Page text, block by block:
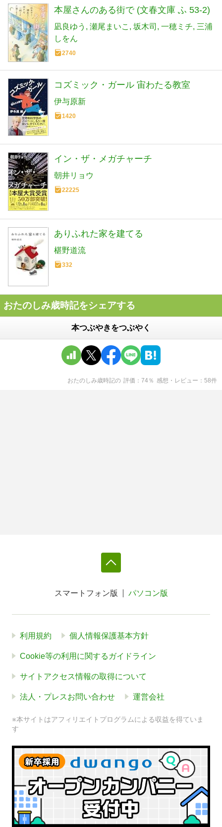
本屋さんのある街で (文春文庫 ふ 53-2)
凪良ゆう 瀬尾まいこ 坂木司 一穂ミチ 三浦
しをん
2740
コズミック・ガール 宙わたる教室
伊与原新
1420
イン・ザ・メガチャーチ
朝井リョウ
22225
ありふれた家を建てる
椹野道流
332
おたのしみ歳時記をシェアする
本つぶやきをつぶやく
おたのしみ歳時記の 評価 74％ 感想・レビュー 58件
スマートフォン版 パソコン版
利用規約 個人情報保護基本方針
Cookie等の利用に関するガイドライン
サイトアクセス情報の取得について
法人・プレスお問い合わせ 運営会社
※本サイトはアフィリエイトプログラムによる収益を得ていま
す